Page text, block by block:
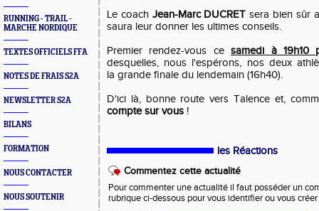
RUNNING - TRAIL -
MARCHE NORDIQUE
TEXTES OFFICIELS FFA
NOTES DE FRAIS S2A
NEWSLETTER S2A
BILANS
FORMATION
NOUS CONTACTER
NOUS SOUTENIR
Le coach Jean-Marc DUCRET sera bien sûr
saura leur donner les ultimes conseils.
Premier rendez-vous cesamedi à 19h10
desquelles, nous l'espérons, nos deux
la grande finale du lendemain (16h40).
D'ici là, bonne route vers Talence et,
compte sur vous !
les Réactions
Commentez cette actualité
Pour commenter une actualité il faut posséder un
rubrique ci-dessous pour vous identifier ou vous